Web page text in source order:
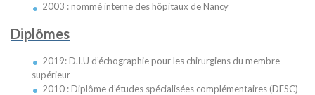
2003 : nommé interne des hôpitaux de Nancy
Diplômes
2019: D.I.U d’échographie pour les chirurgiens du membre
supérieur
2010 : Diplôme d’études spécialisées complémentaires (DESC)